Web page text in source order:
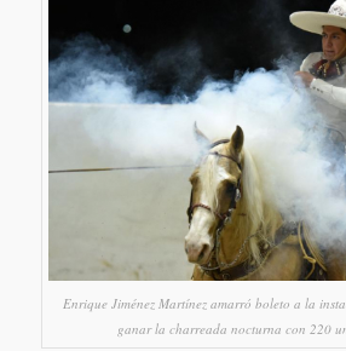
Enrique Jiménez Martínez amarró boleto a la
ganar la charreada nocturna con 220